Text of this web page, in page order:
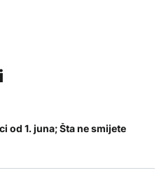
od 1. juna; Šta ne smijete